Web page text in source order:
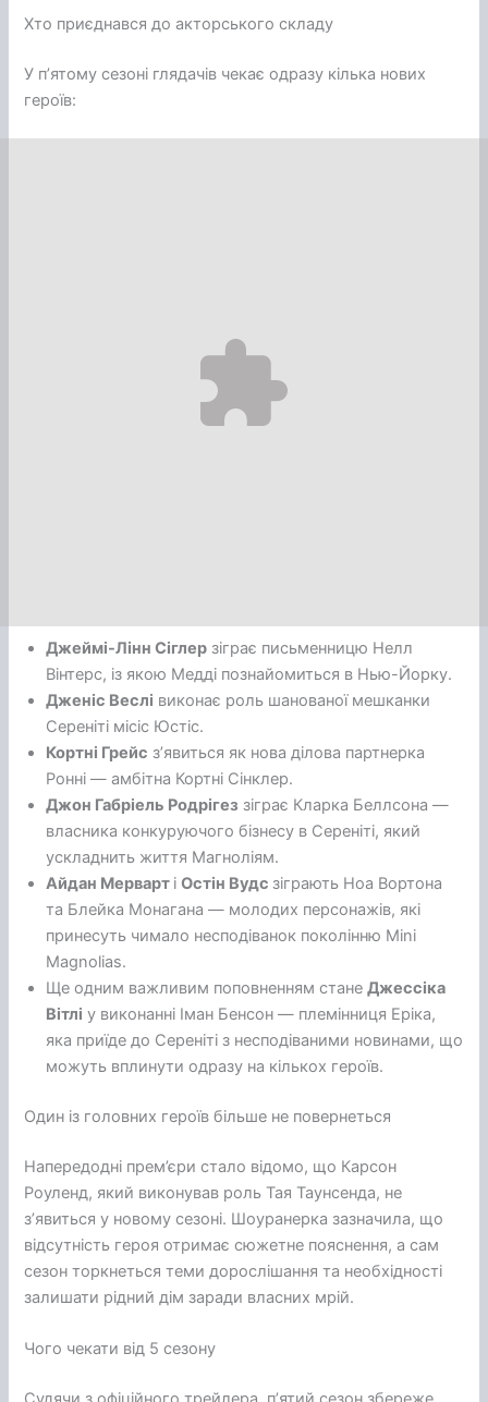
Хто приєднався до акторського складу
У п’ятому сезоні глядачів чекає одразу кілька нових
героїв:
Джеймі-Лінн Сіглер зіграє письменницю Нелл
Вінтерс, із якою Медді познайомиться в Нью-Йорку.
Дженіс Веслі виконає роль шанованої мешканки
Сереніті місіс Юстіс.
Кортні Грейс з’явиться як нова ділова партнерка
Ронні — амбітна Кортні Сінклер.
Джон Габріель Родрігез зіграє Кларка Беллсона —
власника конкуруючого бізнесу в Сереніті, який
ускладнить життя Магноліям.
Айдан Мерварт іОстін Вудсзіграють Ноа Вортона
та Блейка Монагана — молодих персонажів, які
принесуть чимало несподіванок поколінню Mini
Magnolias.
Ще одним важливим поповненням станеДжессіка
Вітлі у виконанні Іман Бенсон — племінниця Еріка,
яка приїде до Сереніті з несподіваними новинами, що
можуть вплинути одразу на кількох героїв.
Один із головних героїв більше не повернеться
Напередодні прем’єри стало відомо, що Карсон
Роуленд, який виконував роль Тая Таунсенда, не
з’явиться у новому сезоні. Шоуранерка зазначила, що
відсутність героя отримає сюжетне пояснення, а сам
сезон торкнеться теми дорослішання та необхідності
залишати рідний дім заради власних мрій.
Чого чекати від 5 сезону